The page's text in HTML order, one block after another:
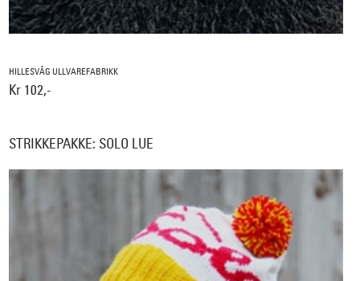
HILLESVÅG ULLVAREFABRIKK
Kr 102,-
STRIKKEPAKKE: SOLO LUE